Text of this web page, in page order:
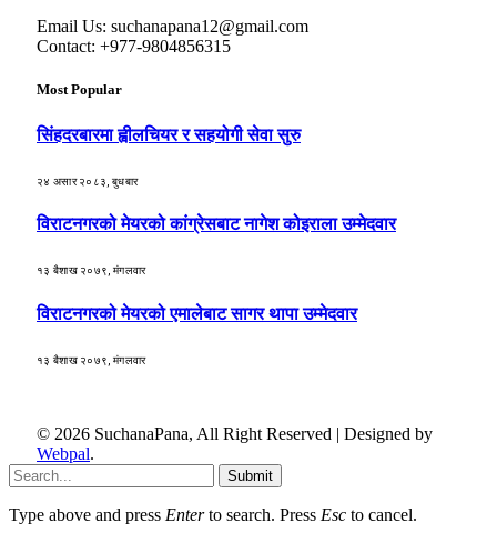
Email Us: suchanapana12@gmail.com
Contact: +977-9804856315
Most Popular
सिंहदरबारमा ह्वीलचियर र सहयोगी सेवा सुरु
२४ असार २०८३, बुधबार
विराटनगरको मेयरको कांग्रेसबाट नागेश कोइराला उम्मेदवार
१३ बैशाख २०७९, मंगलवार
विराटनगरको मेयरको एमालेबाट सागर थापा उम्मेदवार
१३ बैशाख २०७९, मंगलवार
© 2026 SuchanaPana, All Right Reserved | Designed by
Webpal.
Submit
Type above and press Enterto search. Press Esc to cancel.